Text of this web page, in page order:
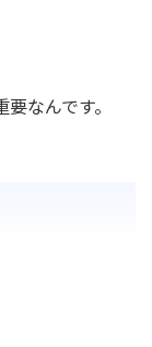
なんです。